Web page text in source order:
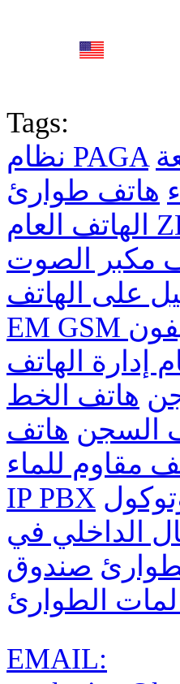
Tags:
نظام PAGA
هاتف طوارئ
على الهاتف
إدارة الهاتف
هاتف الخط
السجن هاتف
مقاوم للماء
IP PBX
الداخلي في
صندوق
الطوارئ
EMAIL: